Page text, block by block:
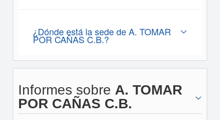
¿Dónde está la sede de A. TOMAR
POR CAÑAS C.B.?
Informes sobre A. TOMAR
POR CAÑAS C.B.